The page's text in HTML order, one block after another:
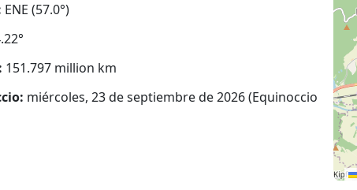
ENE (57.0°)
151.797 million km
miércoles, 23 de septiembre de 2026 (Equinoccio